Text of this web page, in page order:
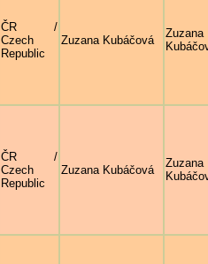
ČR /
Czech
Republic
Zuzana Kubáčová
Zuzana
ČR /
Czech
Republic
Zuzana Kubáčová
Zuzana